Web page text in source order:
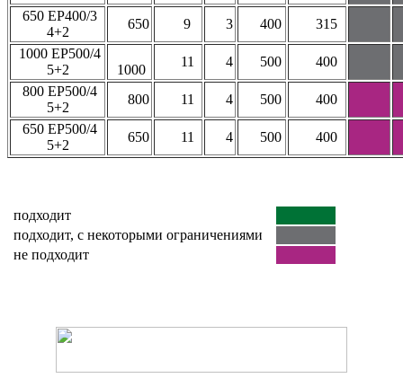
650 EP400/3
4+2
650 9 3 400
315
1000 EP500/4
5+2
1000
11 4 500
400
800 EP500/4
5+2
800 11 4 500
400
650 EP500/4
5+2
650 11 4 500 400
подходит
подходит, с некоторыми ограничениями
не подходит